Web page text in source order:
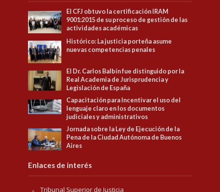
El CFJ obtuvo la certificación IRAM
9001:2015 de su proceso de gestión de las
actividades académicas
Histórico: La justicia porteña asume
nuevas competencias penales
El Dr. Carlos Balbín fue distinguido por la
Real Academia de Jurisprudencia y
Legislación de España
Capacitación para Incentivar el uso del
lenguaje claro en los documentos
judiciales y administrativos
Jornada sobre la Ley de Ejecución de la
Pena de la Ciudad Autónoma de Buenos
Aires
Enlaces de interés
Tribunal Superior de Justicia